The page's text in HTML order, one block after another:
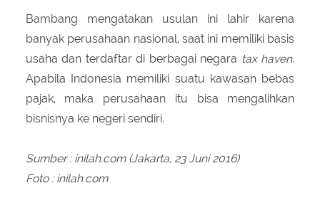
Bambang mengatakan usulan ini lahir karena
banyak perusahaan nasional, saat ini memiliki basis
usaha dan terdaftar di berbagai negara tax haven.
Apabila Indonesia memiliki suatu kawasan bebas
pajak, maka perusahaan itu bisa mengalihkan
bisnisnya ke negeri sendiri.
Sumber : inilah.com (Jakarta, 23 Juni 2016)
Foto : inilah.com